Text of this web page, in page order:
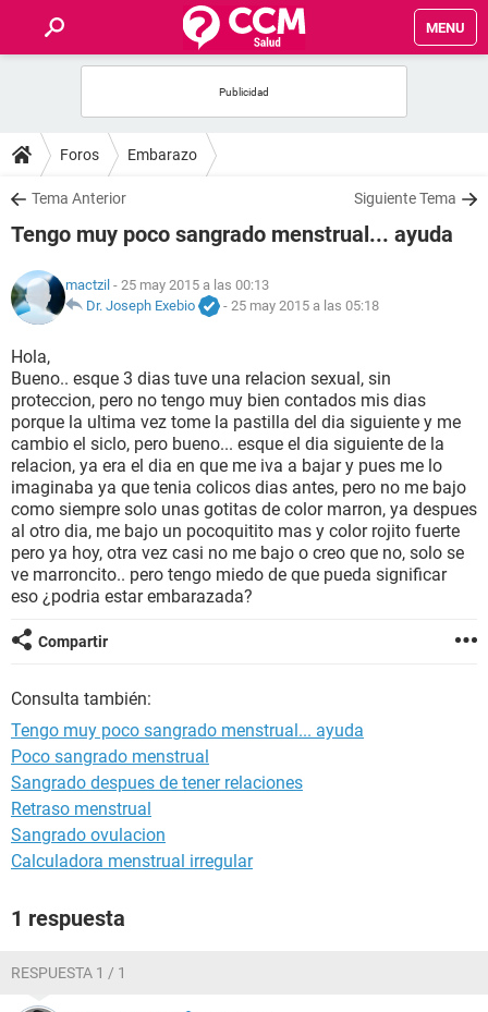
MENU
FOROS
SALUD
FAMILIA
NUTRICIÓN
BIENESTAR
SEXUALIDAD
GLOSARIO
Foros Embarazo
Tema Anterior Siguiente Tema
Tengo muy poco sangrado menstrual... ayuda
mactzil - 25 may 2015 a las 00:13
Dr. Joseph Exebio
- 25 may 2015 a las 05:18
Hola,
Bueno.. esque 3 dias tuve una relacion sexual, sin
proteccion, pero no tengo muy bien contados mis dias
porque la ultima vez tome la pastilla del dia siguiente y me
cambio el siclo, pero bueno... esque el dia siguiente de la
relacion, ya era el dia en que me iva a bajar y pues me lo
imaginaba ya que tenia colicos dias antes, pero no me bajo
como siempre solo unas gotitas de color marron, ya despues
al otro dia, me bajo un pocoquitito mas y color rojito fuerte
pero ya hoy, otra vez casi no me bajo o creo que no, solo se
ve marroncito.. pero tengo miedo de que pueda significar
eso ¿podria estar embarazada?
Compartir
Consulta también:
Tengo muy poco sangrado menstrual... ayuda
Poco sangrado menstrual
Sangrado despues de tener relaciones
Retraso menstrual
Sangrado ovulacion
Calculadora menstrual irregular
1 respuesta
RESPUESTA 1 / 1